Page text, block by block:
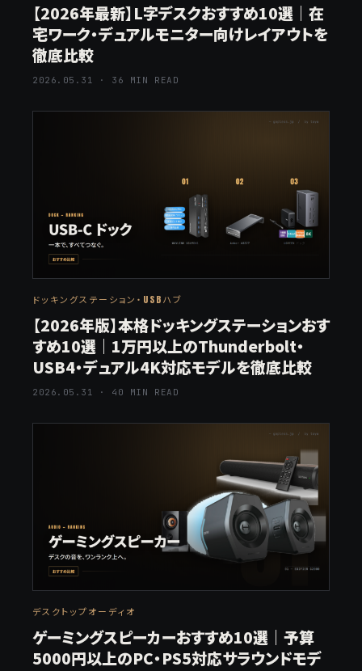
【2026年最新】L字デスクおすすめ10選｜在
宅ワーク・デュアルモニター向けレイアウトを
徹底比較
2026.05.31 · 36 MIN READ
ドッキングステーション・USBハブ
【2026年版】本格ドッキングステーションおす
すめ10選｜1万円以上のThunderbolt・
USB4・デュアル4K対応モデルを徹底比較
2026.05.31 · 40 MIN READ
デスクトップオーディオ
ゲーミングスピーカーおすすめ10選｜予算
5000円以上のPC・PS5対応サラウンドモデ